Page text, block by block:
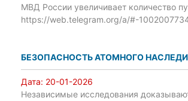
МВД России увеличивает количество
https://web.telegram.org/a/#-
БЕЗОПАСНОСТЬ АТОМНОГО
Дата: 20-01-2026
Независимые исследования